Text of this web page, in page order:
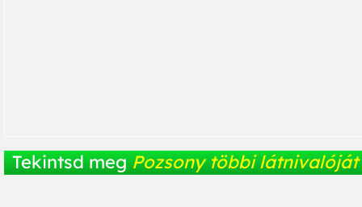
Tekintsd meg Pozsony többi látnivalóját